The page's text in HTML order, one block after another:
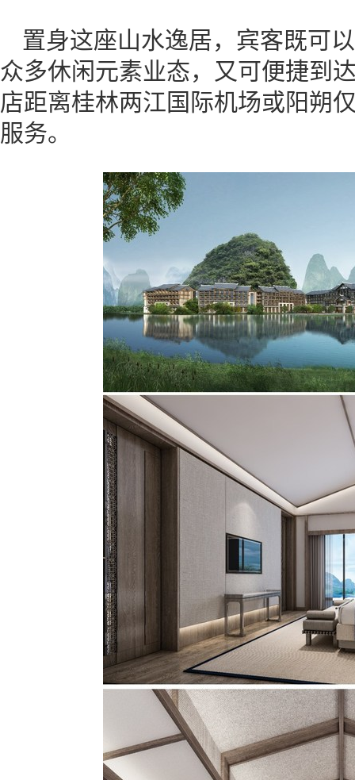
置身这座山水逸居，宾客既可
众多休闲元素业态，又可便捷到
店距离桂林两江国际机场或阳朔
服务。